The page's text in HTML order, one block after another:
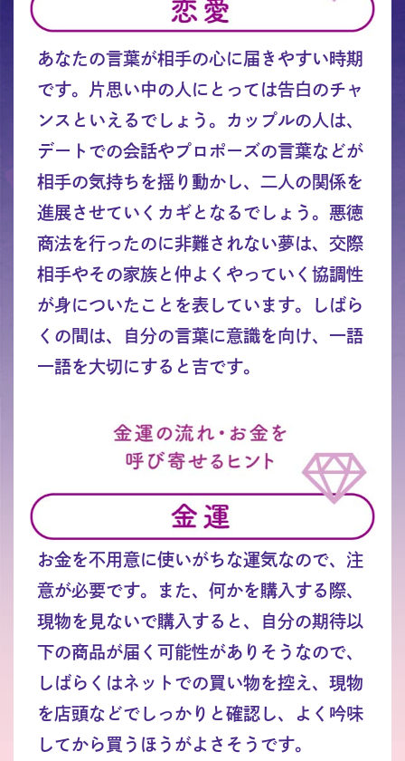
あなたの言葉が相手の心に届きやすい時期
です。片思い中の人にとっては告白のチャ
ンスといえるでしょう。カップルの人は、
デートでの会話やプロポーズの言葉などが
相手の気持ちを揺り動かし、二人の関係を
進展させていくカギとなるでしょう。悪徳
商法を行ったのに非難されない夢は、交際
相手やその家族と仲よくやっていく協調性
が身についたことを表しています。しばら
くの間は、自分の言葉に意識を向け、一語
一語を大切にすると吉です。
お金を不用意に使いがちな運気なので、注
意が必要です。また、何かを購入する際、
現物を見ないで購入すると、自分の期待以
下の商品が届く可能性がありそうなので、
しばらくはネットでの買い物を控え、現物
を店頭などでしっかりと確認し、よく吟味
してから買うほうがよさそうです。